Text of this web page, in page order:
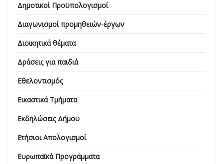
Δημοτικοί Προϋπολογισμοί
Διαγωνισμοί προμηθειών-έργων
Διοικητικά θέματα
Δράσεις για παιδιά
Εθελοντισμός
Εικαστικά Τμήματα
Εκδηλώσεις Δήμου
Ετήσιοι Απολογισμοί
Ευρωπαϊκά Προγράμματα